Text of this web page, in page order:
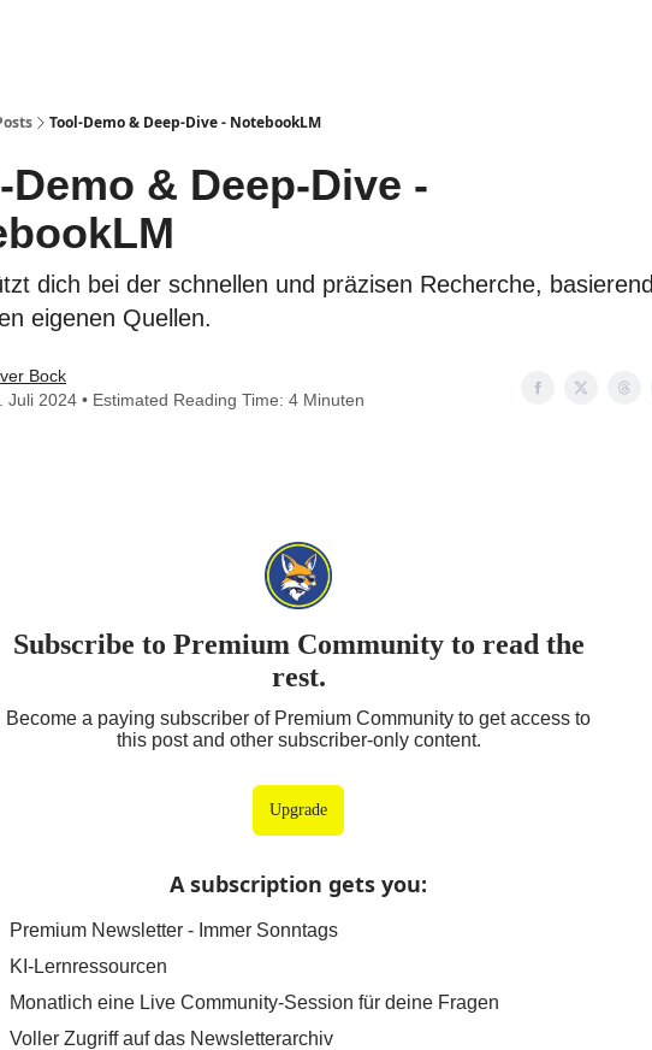
Tool-Demo & Deep-Dive - NotebookLM
Demo & Deep-Dive -
dich bei der schnellen und präzisen Recherche, basierend
eigenen Quellen.
Bock
Juli 2024 • Estimated Reading Time: 4 Minuten
Subscribe to Premium Community to read the
rest.
Become a paying subscriber of Premium Community to get access to
this post and other subscriber-only content.
Upgrade
A subscription gets you:
Premium Newsletter - Immer Sonntags
KI-Lernressourcen
Monatlich eine Live Community-Session für deine Fragen
Voller Zugriff auf das Newsletterarchiv